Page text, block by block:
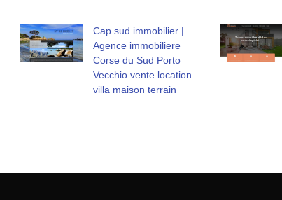
Cap sud immobilier |
Agence immobiliere
Corse du Sud Porto
Vecchio vente location
villa maison terrain